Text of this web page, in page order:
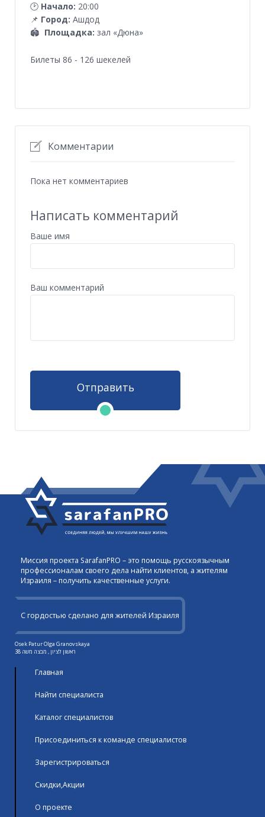
🕑 Начало: 20:00
📌 Город: Ашдод
🏟 Площадка: зал «Дюна»
Билеты 86 - 126 шекелей
Комментарии
Пока нет комментариев
Написать комментарий
Ваше имя
Ваш комментарий
Отправить
Миссия проекта SarafanPRO – это помощь русскоязычным
профессионалам своего дела найти клиентов, а жителям
Израиля – получить качественные услуги.
С гордостью сделано для жителей Израиля
Osek Patur Olga Granovskaya
ראשון לציון , מבצה משה 38
Главная
Найти специалиста
Каталог специалистов
Присоединиться к команде специалистов
Зарегистрироваться
Скидки,Акции
О проекте